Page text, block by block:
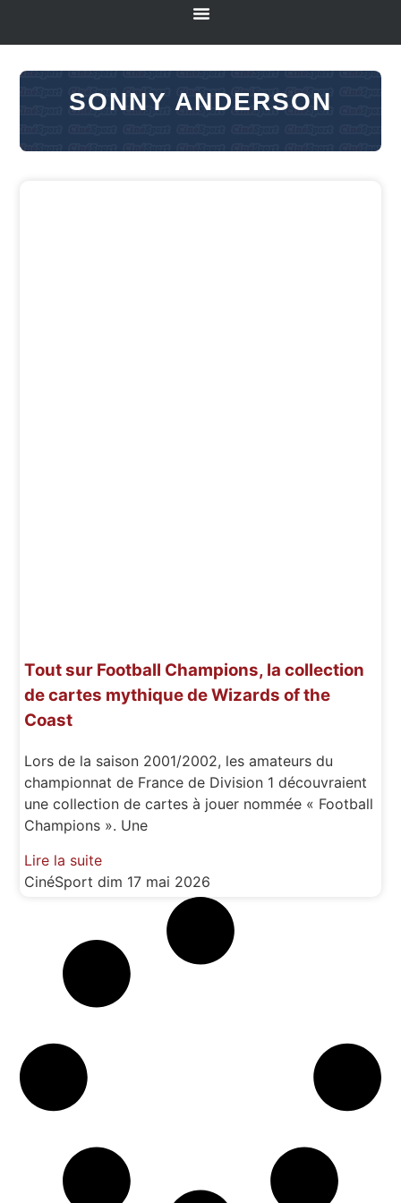
SONNY ANDERSON
Tout sur Football Champions, la collection
de cartes mythique de Wizards of the
Coast
Lors de la saison 2001/2002, les amateurs du
championnat de France de Division 1 découvraient
une collection de cartes à jouer nommée « Football
Champions ». Une
Lire la suite
CinéSportdim 17 mai 2026